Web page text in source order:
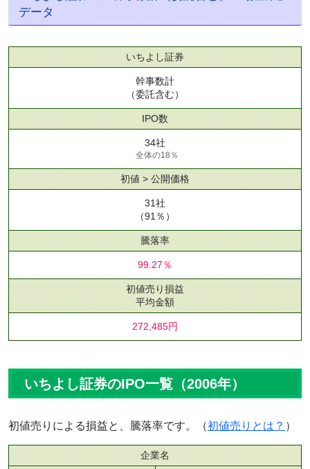
データ
いちよし証券
幹事数計
（委託含む）
IPO数
34社
全体の18％
初値 > 公開価格
31社
（91％）
騰落率
99.27％
初値売り損益
平均金額
272,485円
いちよし証券のIPO一覧（2006年）
初値売りによる損益と、騰落率です。（初値売りとは？ ）
企業名